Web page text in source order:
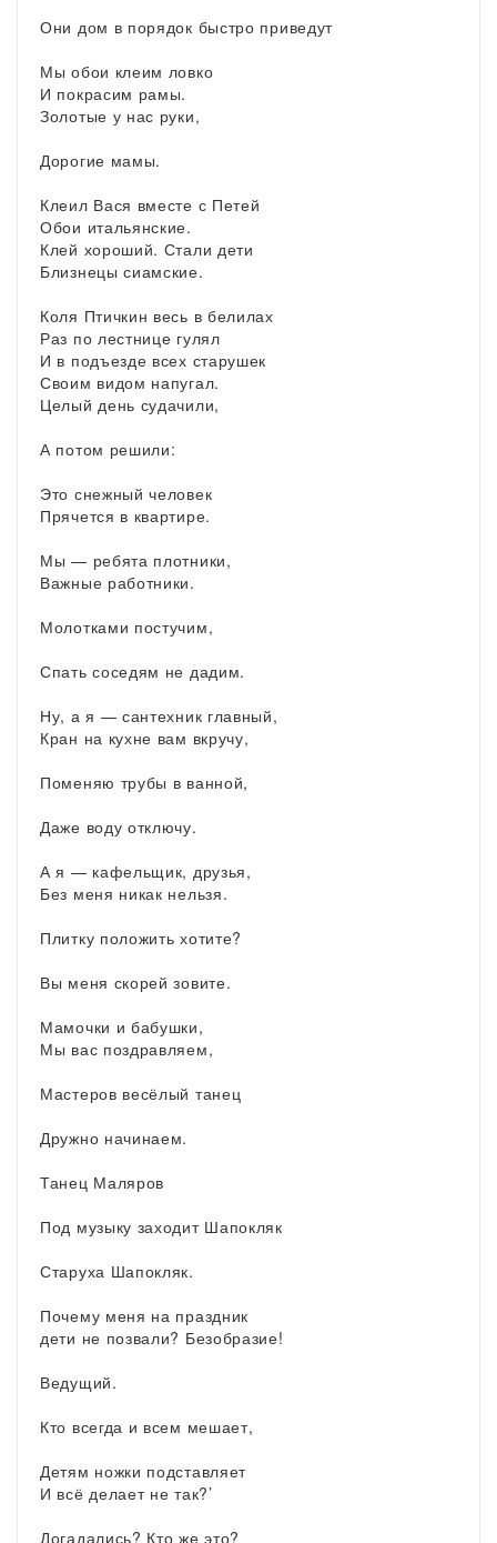
Они дом в порядок быстро приведут
Мы обои клеим ловко
И покрасим рамы.
Золотые у нас руки,
Дорогие мамы.
Клеил Вася вместе с Петей
Обои итальянские.
Клей хороший. Стали дети
Близнецы сиамские.
Коля Птичкин весь в белилах
Раз по лестнице гулял
И в подъезде всех старушек
Своим видом напугал.
Целый день судачили,
А потом решили:
Это снежный человек
Прячется в квартире.
Мы — ребята плотники,
Важные работники.
Молотками постучим,
Спать соседям не дадим.
Ну, а я — сантехник главный,
Кран на кухне вам вкручу,
Поменяю трубы в ванной,
Даже воду отключу.
А я — кафельщик, друзья,
Без меня никак нельзя.
Плитку положить хотите?
Вы меня скорей зовите.
Мамочки и бабушки,
Мы вас поздравляем,
Мастеров весёлый танец
Дружно начинаем.
Танец Маляров
Под музыку заходит Шапокляк
Старуха Шапокляк.
Почему меня на праздник
дети не позвали? Безобразие!
Ведущий.
Кто всегда и всем мешает,
Детям ножки подставляет
И всё делает не так?’
Догадались? Кто же это?